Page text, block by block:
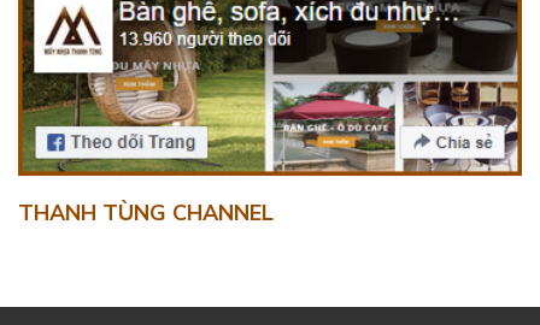
THANH TÙNG CHANNEL